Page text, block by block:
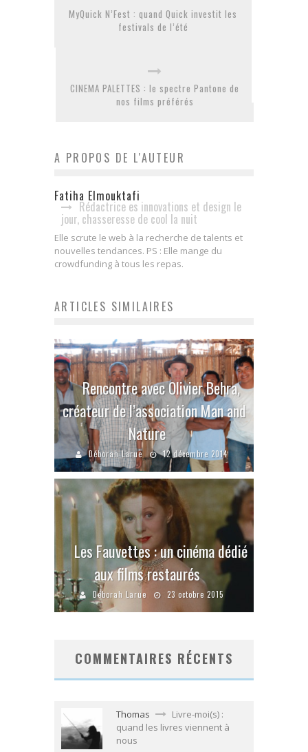
MyQuick N’Fest : quand Quick investit les
festivals de l’été
CINEMA PALETTES : le spectre Pantone de
nos films préférés
A PROPOS DE L'AUTEUR
Fatiha Elmouktafi
Rédactrice es innovations et design le
jour, chasseresse de cool la nuit
Elle scrute le web à la recherche de talents et
nouvelles tendances. PS : Elle mange du
crowdfunding à tous les repas.
ARTICLES SIMILAIRES
Rencontre avec Olivier Behra,
créateur de l’association Man and
Nature
Déborah Larue 12 décembre 2014
Les Fauvettes : un cinéma dédié
aux films restaurés
Déborah Larue 23 octobre 2015
COMMENTAIRES RÉCENTS
Thomas
Livre-moi(s) :
quand les livres viennent à
nous